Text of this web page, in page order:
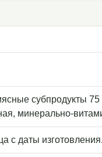
субпродукты 75
минерально-
с даты